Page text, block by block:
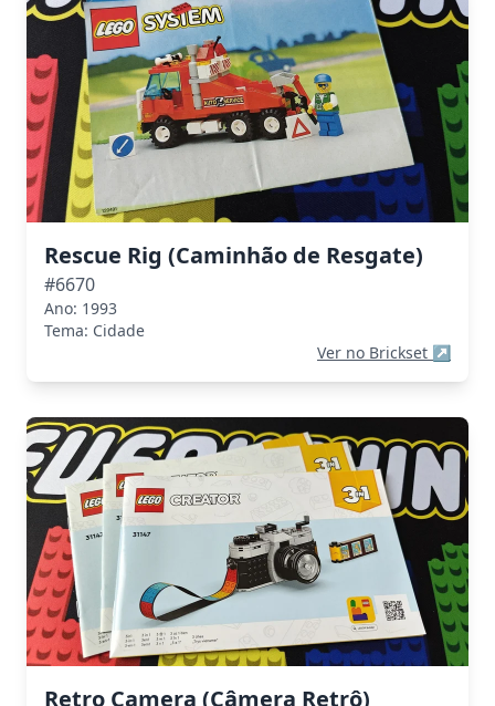
Rescue Rig (Caminhão de Resgate)
#6670
Ano: 1993
Tema: Cidade
Ver no Brickset ↗
Retro Camera (Câmera Retrô)